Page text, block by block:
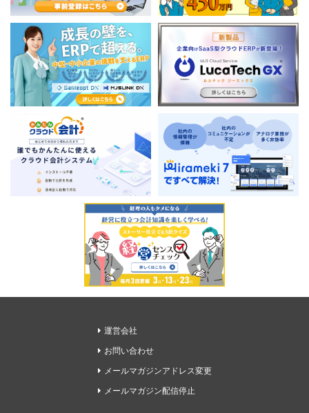
運営会社
お問い合わせ
メールマガジンアドレス変更
メールマガジン配信停止